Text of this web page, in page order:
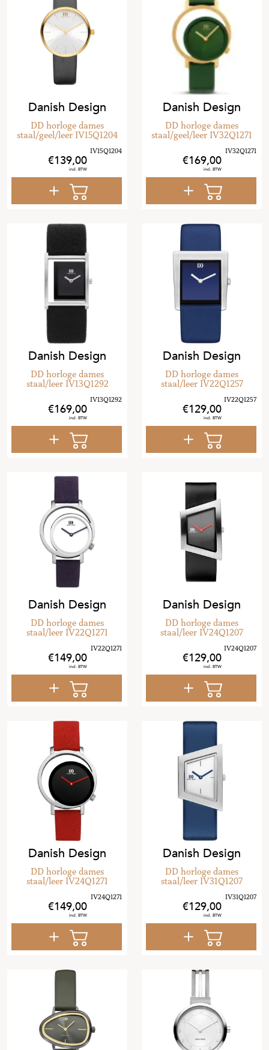
Danish Design
DD horloge dames
staal/geel/leer IV15Q1204
139,00
Danish Design
DD horloge dames
staal/geel/leer IV32Q1271
169,00
Danish Design
DD horloge dames
staal/leer IV13Q1292
169,00
Danish Design
DD horloge dames
staal/leer IV22Q1257
129,00
Danish Design
DD horloge dames
staal/leer IV22Q1271
149,00
Danish Design
DD horloge dames
staal/leer IV24Q1207
129,00
Danish Design
DD horloge dames
staal/leer IV24Q1271
149,00
Danish Design
DD horloge dames
staal/leer IV31Q1207
129,00